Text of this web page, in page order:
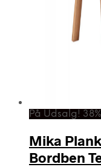
På Udsalg! 38%
Mika
Bordben